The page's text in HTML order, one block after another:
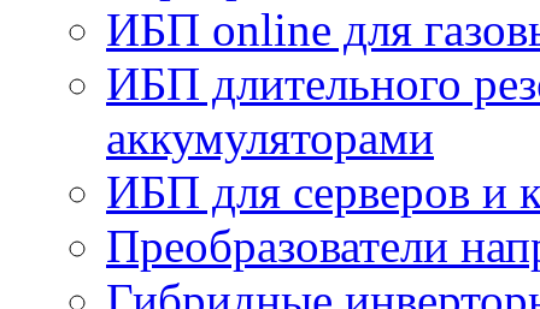
ИБП online для
ИБП длительного
аккумуляторами
ИБП для серверов и
Преобразователи